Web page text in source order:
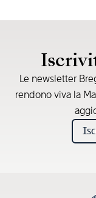
Le newsletter
rendono viva la